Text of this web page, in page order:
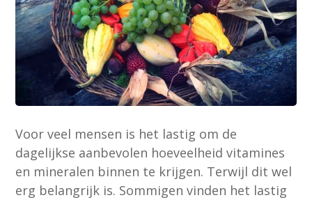
Voor veel mensen is het lastig om de
dagelijkse aanbevolen hoeveelheid vitamines
en mineralen binnen te krijgen. Terwijl dit wel
erg belangrijk is. Sommigen vinden het lastig